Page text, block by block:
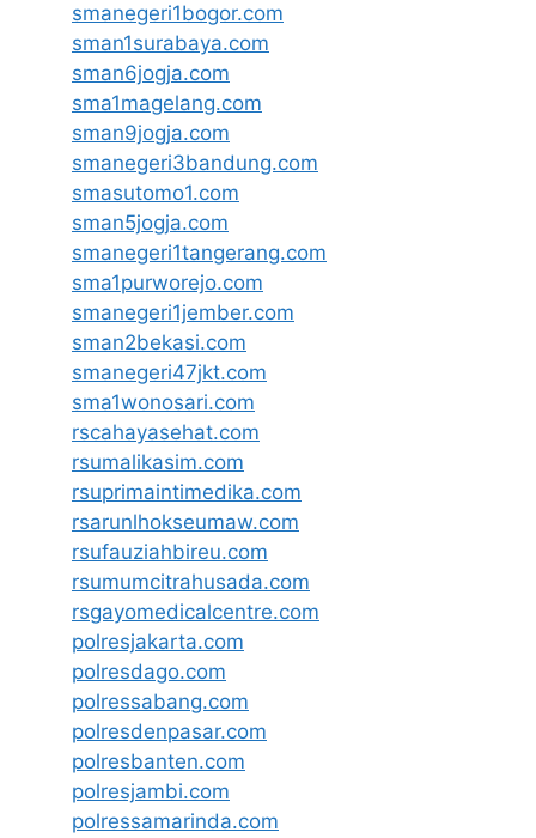
smanegeri1bogor.com
sman1surabaya.com
sman6jogja.com
sma1magelang.com
sman9jogja.com
smanegeri3bandung.com
smasutomo1.com
sman5jogja.com
smanegeri1tangerang.com
sma1purworejo.com
smanegeri1jember.com
sman2bekasi.com
smanegeri47jkt.com
sma1wonosari.com
rscahayasehat.com
rsumalikasim.com
rsuprimaintimedika.com
rsarunlhokseumaw.com
rsufauziahbireu.com
rsumumcitrahusada.com
rsgayomedicalcentre.com
polresjakarta.com
polresdago.com
polressabang.com
polresdenpasar.com
polresbanten.com
polresjambi.com
polressamarinda.com